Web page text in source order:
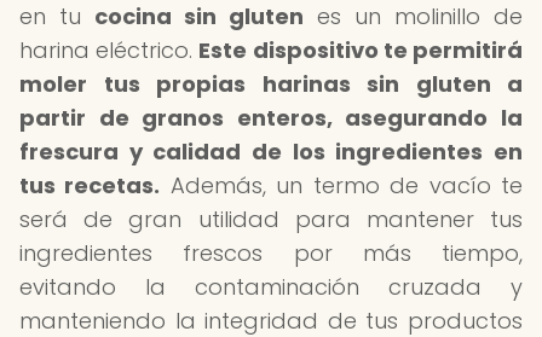
en tu cocina sin gluten es un molinillo de
harina eléctrico. Este dispositivo te permitirá
moler tus propias harinas sin gluten a
partir de granos enteros, asegurando la
frescura y calidad de los ingredientes en
tus recetas. Además, un termo de vacío te
será de gran utilidad para mantener tus
ingredientes frescos por más tiempo,
evitando la contaminación cruzada y
manteniendo la integridad de tus productos